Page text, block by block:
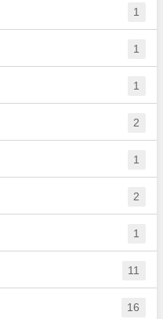
1
1
1
2
1
2
1
11
16